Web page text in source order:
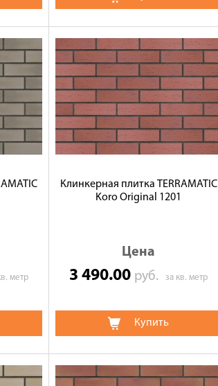
метр
Клинкерная плитка TERRAMATIC
Koro Original 1201
Цена
3 490.00 руб.за кв. метр
Купить